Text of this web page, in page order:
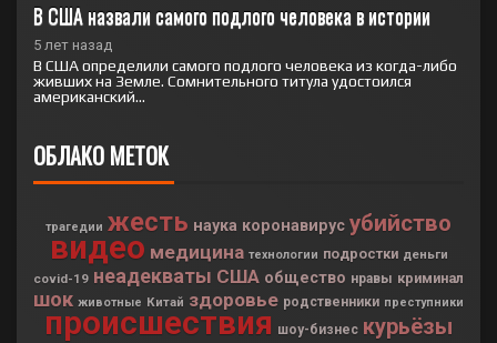
В США назвали самого подлого человека в истории
5 лет назад
В США определили самого подлого человека из когда-либо
живших на Земле. Сомнительного титула удостоился
американский...
ОБЛАКО МЕТОК
трагедии жесть наука коронавирус убийство
видео медицина технологии подростки деньги
covid-19 неадекваты США общество нравы криминал
шок животные Китай здоровье родственники преступники
происшествия шоу-бизнес курьёзы